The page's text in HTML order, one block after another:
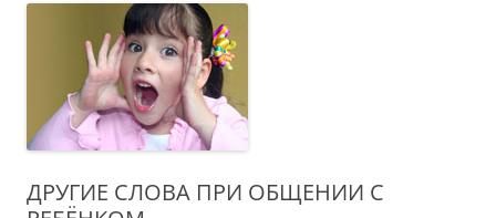
ДРУГИЕ СЛОВА ПРИ ОБЩЕНИИ С